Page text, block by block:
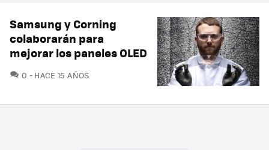
Samsung y Corning
colaborarán para
mejorar los paneles OLED
0 COMENTARIOS
HACE 15 AÑOS